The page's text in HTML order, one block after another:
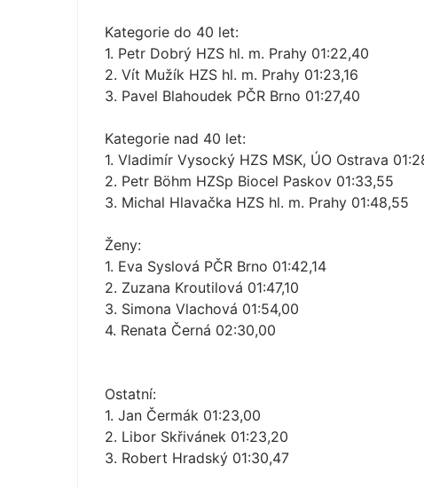
Kategorie do 40 let:
1. Petr Dobrý HZS hl. m. Prahy 01:22,40
2. Vít Mužík HZS hl. m. Prahy 01:23,16
3. Pavel Blahoudek PČR Brno 01:27,40
Kategorie nad 40 let:
1. Vladimír Vysocký HZS MSK, ÚO Ostrava
2. Petr Böhm HZSp Biocel Paskov 01:33,55
3. Michal Hlavačka HZS hl. m. Prahy 01:48,55
Ženy:
1. Eva Syslová PČR Brno 01:42,14
2. Zuzana Kroutilová 01:47,10
3. Simona Vlachová 01:54,00
4. Renata Černá 02:30,00
Ostatní:
1. Jan Čermák 01:23,00
2. Libor Skřivánek 01:23,20
3. Robert Hradský 01:30,47